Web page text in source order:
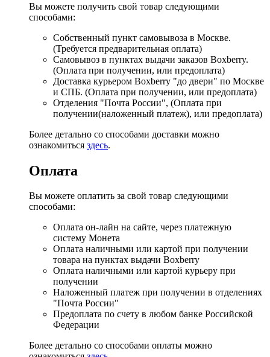
Вы можете получить свой товар следующими
способами:
Собственный пункт самовывоза в Москве.
(Требуется предварительная оплата)
Самовывоз в пунктах выдачи заказов Boxberry.
(Оплата при получении, или предоплата)
Доставка курьером Boxberry "до двери" по Москве
и СПБ. (Оплата при получении, или предоплата)
Отделения "Почта России", (Оплата при
получении(наложенный платеж), или предоплата)
Более детально со способами доставки можно
ознакомиться здесь.
Оплата
Вы можете оплатить за свой товар следующими
способами:
Оплата он-лайн на сайте, через платежную
систему Монета
Оплата наличными или картой при получении
товара на пунктах выдачи Boxberry
Оплата наличными или картой курьеру при
получении
Наложенный платеж при получении в отделениях
"Почта России"
Предоплата по счету в любом банке Российской
Федерации
Более детально со способами оплаты можно